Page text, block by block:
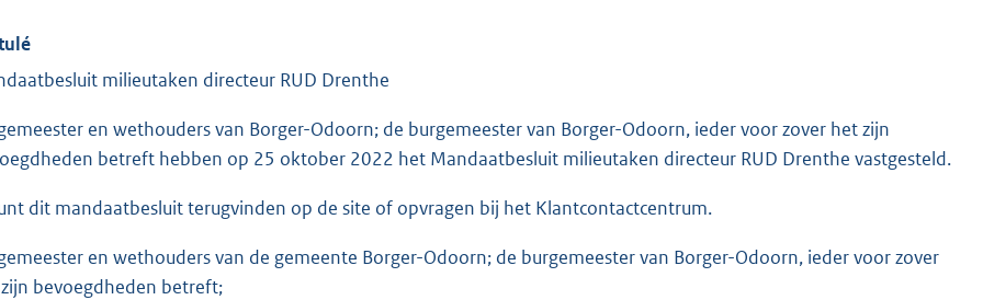
milieutaken directeur RUD Drenthe
en wethouders van Borger-Odoorn; de burgemeester van Borger-Odoorn, ieder voor zover het zijn
betreft hebben op 25 oktober 2022 het Mandaatbesluit milieutaken directeur RUD Drenthe vastgesteld.
dit mandaatbesluit terugvinden op de site of opvragen bij het Klantcontactcentrum.
en wethouders van de gemeente Borger-Odoorn; de burgemeester van Borger-Odoorn, ieder voor zover
bevoegdheden betreft;